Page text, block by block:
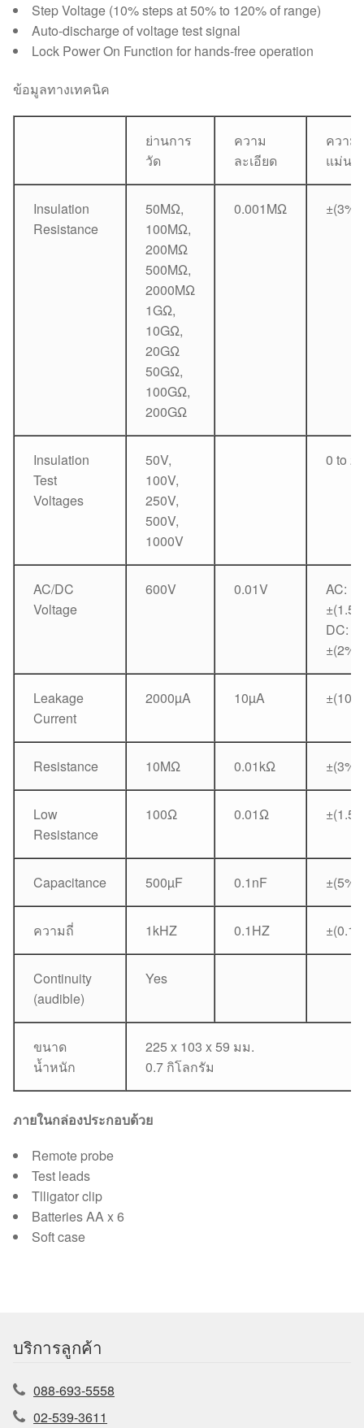
Step Voltage (10% steps at 50% to 120% of range)
Auto-discharge of voltage test signal
Lock Power On Function for hands-free operation
ข้อมูลทางเทคนิค
ย่านการ
วัด
ความ
ละเอียด
ความ
แม่นย
Insulation
Resistance
50MΩ,
100MΩ,
200MΩ
500MΩ,
2000MΩ
1GΩ,
10GΩ,
20GΩ
50GΩ,
100GΩ,
200GΩ
0.001MΩ
Insulation
Test
Voltages
50V,
100V,
250V,
500V,
1000V
0 to
AC/DC
Voltage
600V 0.01V
AC:
DC:
Leakage
Current
2000µA 10µA
Resistance 10MΩ 0.01kΩ
Low
Resistance
100Ω 0.01Ω
Capacitance 500µF 0.1nF
ความถี่ 1kHZ 0.1HZ
Continuity
(audible)
Yes
ขนาด
น้ำหนัก
225 x 103 x 59 มม.
0.7 กิโลกรัม
ภายในกล่องประกอบด้วย
Remote probe
Test leads
Tlligator clip
Batteries AA x 6
Soft case
บริการลูกค้า
088-693-5558
02-539-3611